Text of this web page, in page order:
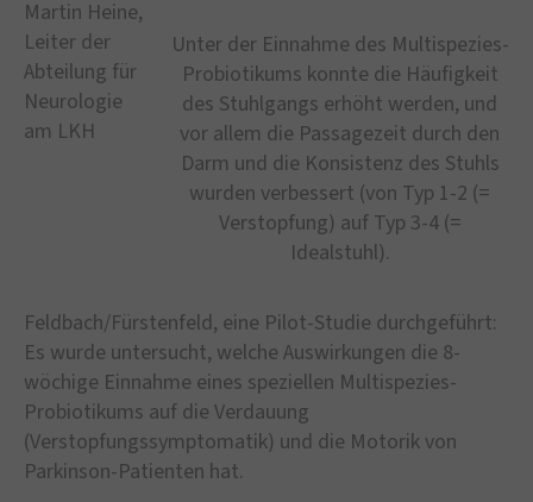
Unter der Einnahme des Multispezies-
Probiotikums konnte die Häufigkeit
des Stuhlgangs erhöht werden, und
vor allem die Passagezeit durch den
Darm und die Konsistenz des Stuhls
wurden verbessert (von Typ 1-2 (=
Verstopfung) auf Typ 3-4 (=
Idealstuhl).
Martin Heine,
Leiter der
Abteilung für
Neurologie
am LKH
Feldbach/Fürstenfeld, eine Pilot-Studie durchgeführt:
Es wurde untersucht, welche Auswirkungen die 8-
wöchige Einnahme eines speziellen Multispezies-
Probiotikums auf die Verdauung
(Verstopfungssymptomatik) und die Motorik von
Parkinson-Patienten hat.